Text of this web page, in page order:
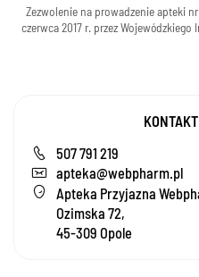
Zezwolenie na prowadzenie apteki nr
czerwca 2017 r. przez
507 791 219
apteka@webpharm.pl
Apteka Przyjazna
Ozimska 72,
45-309 Opole